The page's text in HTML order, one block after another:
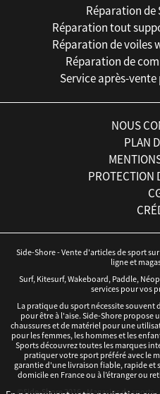
Réparation de
Réparation tout
Réparation de voiles
Réparation de
Service après-
NOUS
PLAN
PROTECTION
Side-Shore - Vente d'articles de sport
ligne et
Surf, Kitesurf, Wakeboard, Paddle,
services pour vos
La pratique du sport nécessite souvent
pour être à l'aise. Side-Shore propose
chaussures et de matériel pour une
pour les femmes, les hommes et les
Sports découvrez toutes les marques
pratiquer votre sport préféré avec le
garantie d'une livraison fiable, rapide et
domicile en France ou à l’étranger ou
©Side-Shore 2016 - Magasins de sports